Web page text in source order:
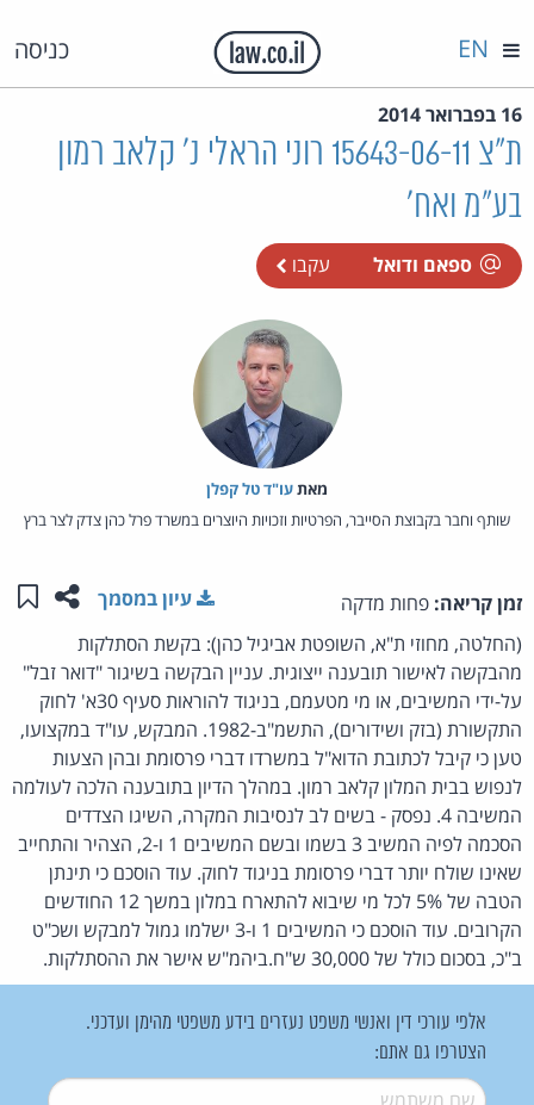
כניסה EN
16 בפברואר 2014
ת"צ 15643-06-11 רוני הראלי נ' קלאב רמון
בע"מ ואח'
ספאם ודואל עקבו
מאת‏עו"ד טל קפלן
שותף וחבר בקבוצת הסייבר, הפרטיות וזכויות היוצרים במשרד פרל כהן צדק לצר ברץ
זמן קריאה: פחות מדקה שתפו
עיון במסמך
(החלטה, מחוזי ת"א, השופטת אביגיל כהן): בקשת הסתלקות
מהבקשה לאישור תובענה ייצוגית. עניין הבקשה בשיגור "דואר זבל"
על-ידי המשיבים, או מי מטעמם, בניגוד להוראות סעיף 30א' לחוק
התקשורת (בזק ושידורים), התשמ"ב-1982. המבקש, עו"ד במקצועו,
טען כי קיבל לכתובת הדוא"ל במשרדו דברי פרסומת ובהן הצעות
לנפוש בבית המלון קלאב רמון. במהלך הדיון בתובענה הלכה לעולמה
המשיבה 4. נפסק - בשים לב לנסיבות המקרה, השיגו הצדדים
הסכמה לפיה המשיב 3 בשמו ובשם המשיבים 1 ו-2, הצהיר והתחייב
שאינו שולח יותר דברי פרסומת בניגוד לחוק. עוד הוסכם כי תינתן
הטבה של 5% לכל מי שיבוא להתארח במלון במשך 12 החודשים
הקרובים. עוד הוסכם כי המשיבים 1 ו-3 ישלמו גמול למבקש ושכ"ט
ב"כ, בסכום כולל של 30,000 ש"ח.ביהמ"ש אישר את ההסתלקות.
אלפי עורכי דין ואנשי משפט נעזרים בידע משפטי מהימן ועדכני.
הצטרפו גם אתם:
שם משתמש*